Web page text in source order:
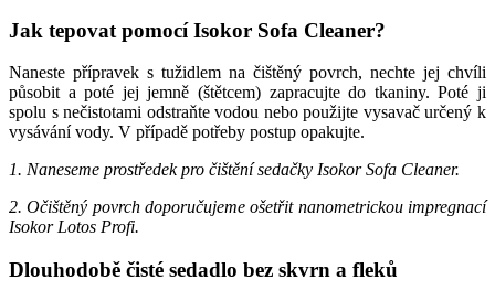
Jak tepovat pomocí Isokor Sofa Cleaner?
Naneste přípravek s tužidlem na čištěný povrch, nechte jej chvíli
působit a poté jej jemně (štětcem) zapracujte do tkaniny. Poté ji
spolu s nečistotami odstraňte vodou nebo použijte vysavač určený k
vysávání vody. V případě potřeby postup opakujte.
1. Naneseme prostředek pro čištění sedačky Isokor Sofa Cleaner.
2. Očištěný povrch doporučujeme ošetřit nanometrickou impregnací
Isokor Lotos Profi.
Dlouhodobě čisté sedadlo bez skvrn a fleků